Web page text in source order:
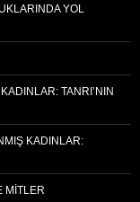
YOL
TANRI’NIN
KADINLAR:
MITLER